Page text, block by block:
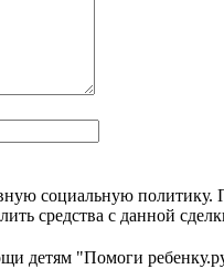
социальную политику.
средства с данной
детям "Помоги